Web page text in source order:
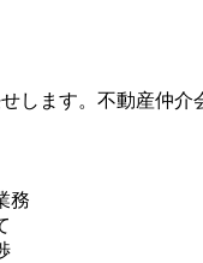
します。不動産仲
務